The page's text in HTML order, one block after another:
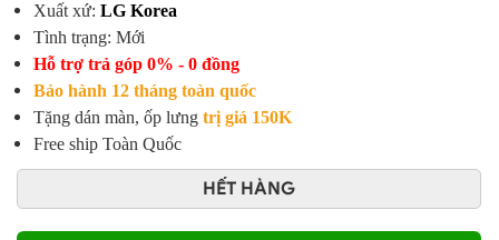
Xuất xứ: LG Korea
Tình trạng: Mới
Hỗ trợ trả góp 0% - 0 đồng
Bảo hành 12 tháng toàn quốc
Tặng dán màn, ốp lưng trị giá 150K
Free ship Toàn Quốc
HẾT HÀNG